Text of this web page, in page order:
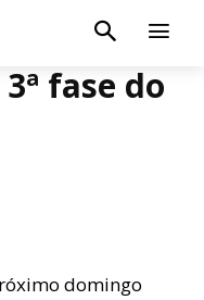
fase do
domingo